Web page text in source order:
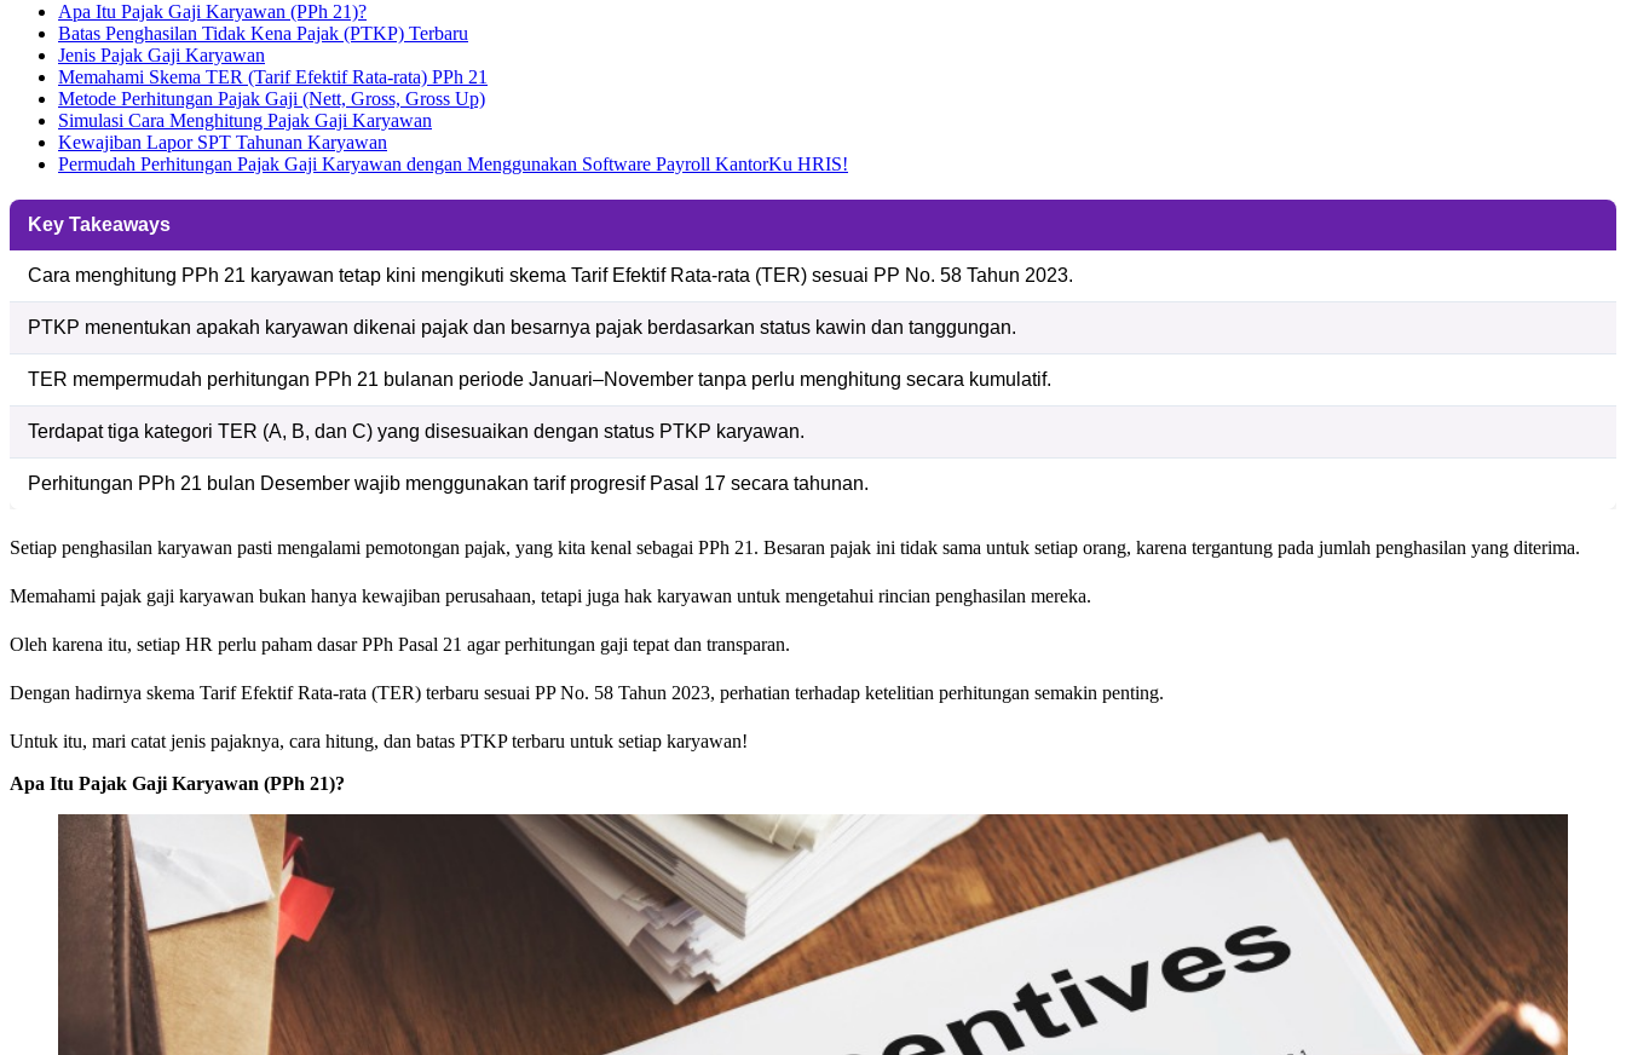
Apa Itu Pajak Gaji Karyawan (PPh 21)?
Batas Penghasilan Tidak Kena Pajak (PTKP) Terbaru
Jenis Pajak Gaji Karyawan
Memahami Skema TER (Tarif Efektif Rata-rata) PPh 21
Metode Perhitungan Pajak Gaji (Nett, Gross, Gross Up)
Simulasi Cara Menghitung Pajak Gaji Karyawan
Kewajiban Lapor SPT Tahunan Karyawan
Permudah Perhitungan Pajak Gaji Karyawan dengan Menggunakan Software Payroll KantorKu HRIS!
Key Takeaways
Cara menghitung PPh 21 karyawan tetap kini mengikuti skema Tarif Efektif Rata-rata (TER) sesuai PP No. 58 Tahun 2023.
PTKP menentukan apakah karyawan dikenai pajak dan besarnya pajak berdasarkan status kawin dan tanggungan.
TER mempermudah perhitungan PPh 21 bulanan periode Januari–November tanpa perlu menghitung secara kumulatif.
Terdapat tiga kategori TER (A, B, dan C) yang disesuaikan dengan status PTKP karyawan.
Perhitungan PPh 21 bulan Desember wajib menggunakan tarif progresif Pasal 17 secara tahunan.
Setiap penghasilan karyawan pasti mengalami pemotongan pajak, yang kita kenal sebagai PPh 21. Besaran pajak ini tidak sama untuk setiap orang, karena tergantung pada jumlah penghasilan yang diterima.
Memahami pajak gaji karyawan bukan hanya kewajiban perusahaan, tetapi juga hak karyawan untuk mengetahui rincian penghasilan mereka.
Oleh karena itu, setiap HR perlu paham dasar PPh Pasal 21 agar perhitungan gaji tepat dan transparan.
Dengan hadirnya skema Tarif Efektif Rata-rata (TER) terbaru sesuai PP No. 58 Tahun 2023, perhatian terhadap ketelitian perhitungan semakin penting.
Untuk itu, mari catat jenis pajaknya, cara hitung, dan batas PTKP terbaru untuk setiap karyawan!
Apa Itu Pajak Gaji Karyawan (PPh 21)?